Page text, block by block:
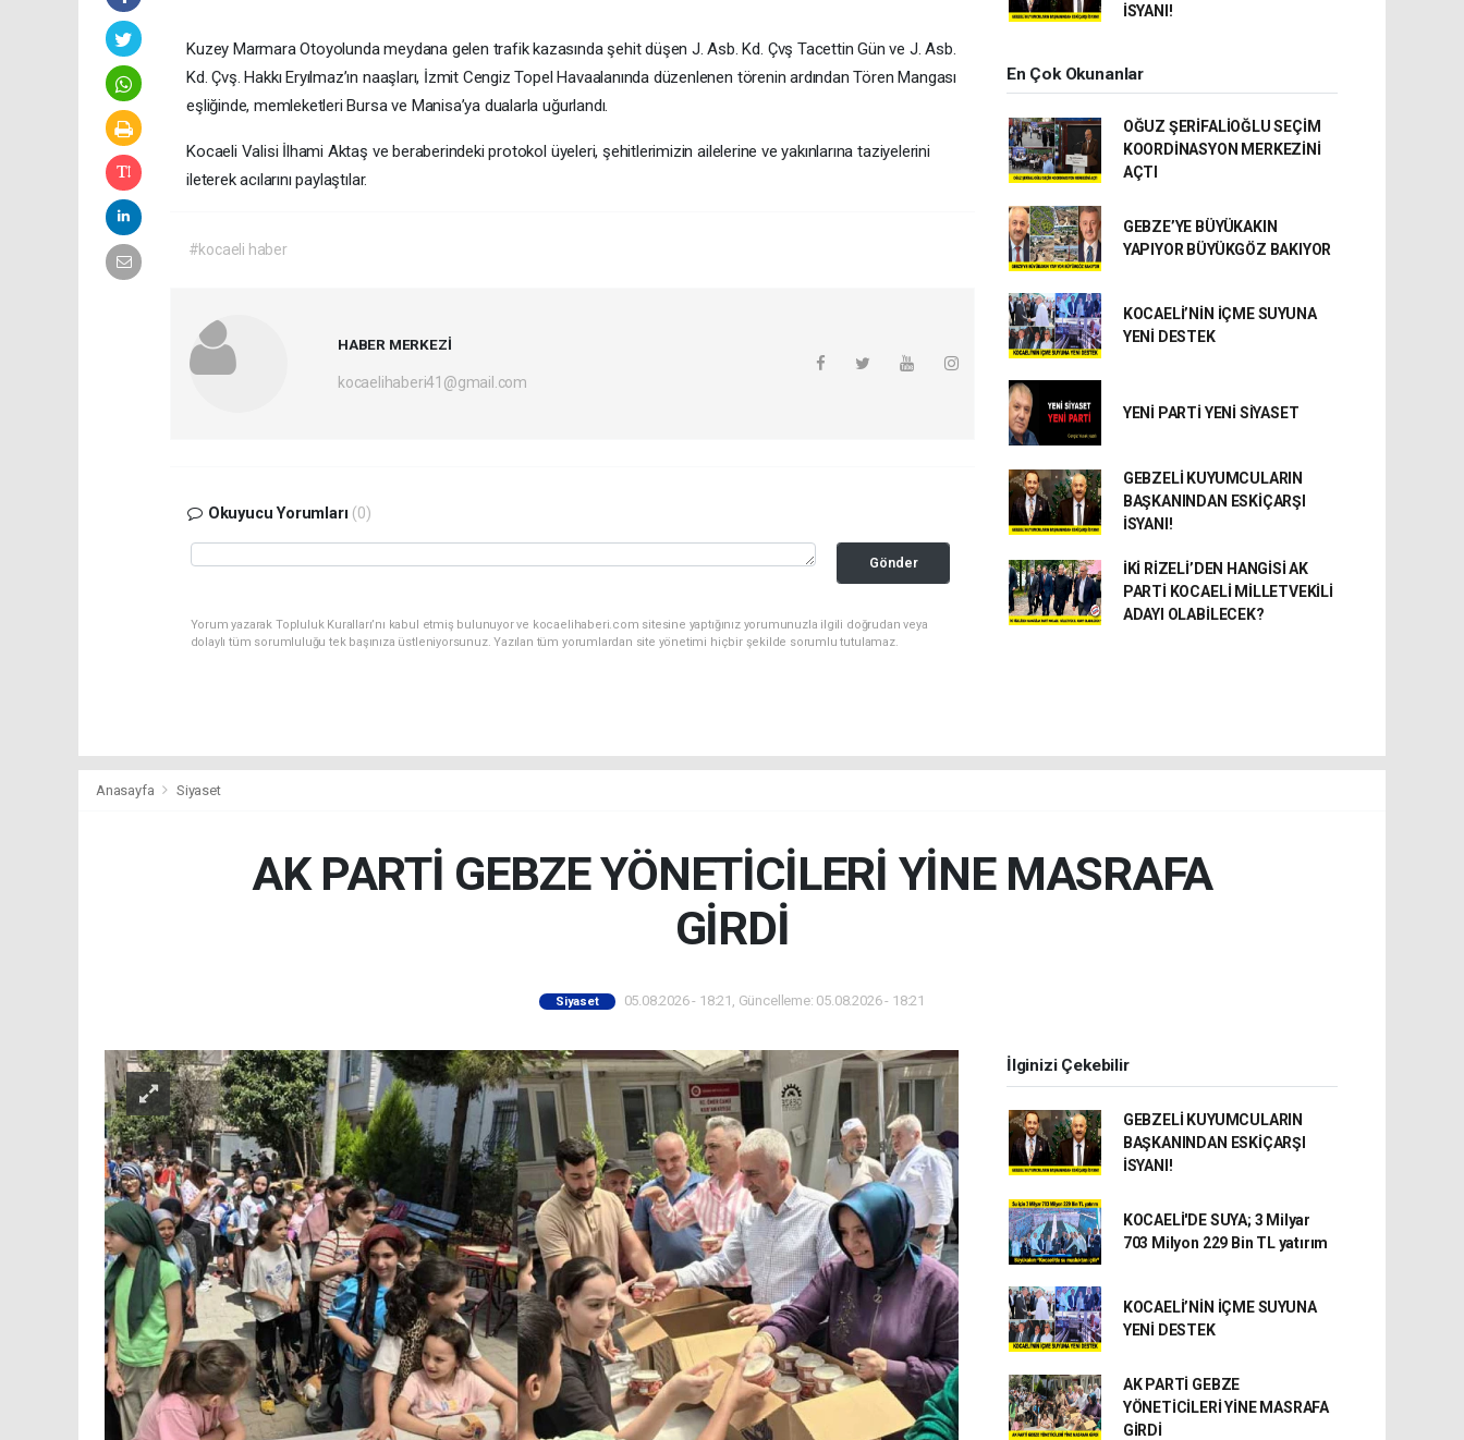
Kuzey Marmara Otoyolunda meydana gelen trafik kazasında şehit düşen J. Asb. Kd. Çvş Tacettin Gün ve J. Asb.
Kd. Çvş. Hakkı Eryılmaz’ın naaşları, İzmit Cengiz Topel Havaalanında düzenlenen törenin ardından Tören Mangası
eşliğinde, memleketleri Bursa ve Manisa’ya dualarla uğurlandı.
Kocaeli Valisi İlhami Aktaş ve beraberindeki protokol üyeleri, şehitlerimizin ailelerine ve yakınlarına taziyelerini
ileterek acılarını paylaştılar.
#kocaeli haber
HABER MERKEZİ
kocaelihaberi41@gmail.com
Okuyucu Yorumları (0)
Gönder
Yorum yazarak Topluluk Kuralları’nı kabul etmiş bulunuyor ve kocaelihaberi.com sitesine yaptığınız yorumunuzla ilgili doğrudan veya
dolaylı tüm sorumluluğu tek başınıza üstleniyorsunuz. Yazılan tüm yorumlardan site yönetimi hiçbir şekilde sorumlu tutulamaz.
İSYANI!
En Çok Okunanlar
OĞUZ ŞERİFALİOĞLU SEÇİM
KOORDİNASYON MERKEZİNİ
AÇTI
GEBZE’YE BÜYÜKAKIN
YAPIYOR BÜYÜKGÖZ BAKIYOR
KOCAELİ’NİN İÇME SUYUNA
YENİ DESTEK
YENİ PARTİ YENİ SİYASET
GEBZELİ KUYUMCULARIN
BAŞKANINDAN ESKİÇARŞI
İSYANI!
İKİ RİZELİ’DEN HANGİSİ AK
PARTİ KOCAELİ MİLLETVEKİLİ
ADAYI OLABİLECEK?
Anasayfa Siyaset
AK PARTİ GEBZE YÖNETİCİLERİ YİNE MASRAFA
GİRDİ
Siyaset 05.08.2026 - 18:21, Güncelleme: 05.08.2026 - 18:21
İlginizi Çekebilir
GEBZELİ KUYUMCULARIN
BAŞKANINDAN ESKİÇARŞI
İSYANI!
KOCAELİ'DE SUYA; 3 Milyar
703 Milyon 229 Bin TL yatırım
KOCAELİ’NİN İÇME SUYUNA
YENİ DESTEK
AK PARTİ GEBZE
YÖNETİCİLERİ YİNE MASRAFA
GİRDİ